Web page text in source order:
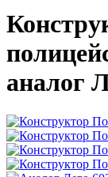
аналог